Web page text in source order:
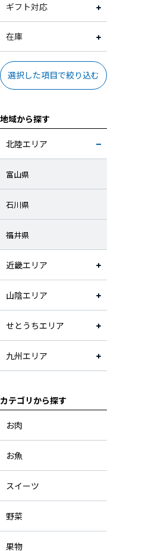
スイーツ
加工品
米・麺・パン
お酒
2,001円～3,000円
3,001円～4,000円
4,001円～5,000円
10,001円～
常温
冷蔵
冷凍
ギフト対応
ギフト対応可
ギフト対応不可
在庫
在庫あり
選択した項目で絞り込む
地域から探す
北陸エリア
富山県
石川県
福井県
近畿エリア
山陰エリア
せとうちエリア
九州エリア
カテゴリから探す
お肉
お魚
スイーツ
野菜
果物